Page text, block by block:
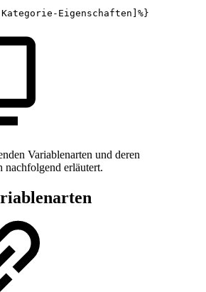
Eigenschaften]%}
Variablenarten und deren
nachfolgend erläutert.